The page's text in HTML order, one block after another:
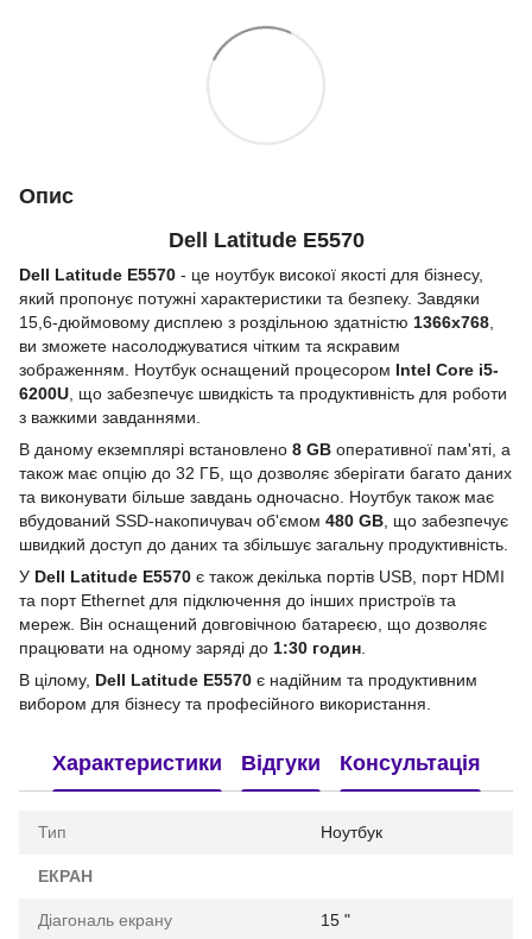
Опис
Dell Latitude E5570
Dell Latitude E5570 - це ноутбук високої якості для бізнесу,
який пропонує потужні характеристики та безпеку. Завдяки
15,6-дюймовому дисплею з роздільною здатністю 1366x768
ви зможете насолоджуватися чітким та яскравим
зображенням. Ноутбук оснащений процесором Intel Core i5-
6200U , що забезпечує швидкість та продуктивність для роботи
з важкими завданнями.
В даному екземплярі встановлено 8 GB оперативної пам'яті, а
також має опцію до 32 ГБ, що дозволяє зберігати багато даних
та виконувати більше завдань одночасно. Ноутбук також має
вбудований SSD-накопичувач об'ємом 480 GB , що забезпечує
швидкий доступ до даних та збільшує загальну продуктивність.
У Dell Latitude E5570 є також декілька портів USB, порт HDMI
та порт Ethernet для підключення до інших пристроїв та
мереж. Він оснащений довговічною батареєю, що дозволяє
працювати на одному заряді до 1:30 годин
В цілому, Dell Latitude E5570 є надійним та продуктивним
вибором для бізнесу та професійного використання.
Характеристики Відгуки Консультація
Тип Ноутбук
ЕКРАН
Діагональ екрану 15 "